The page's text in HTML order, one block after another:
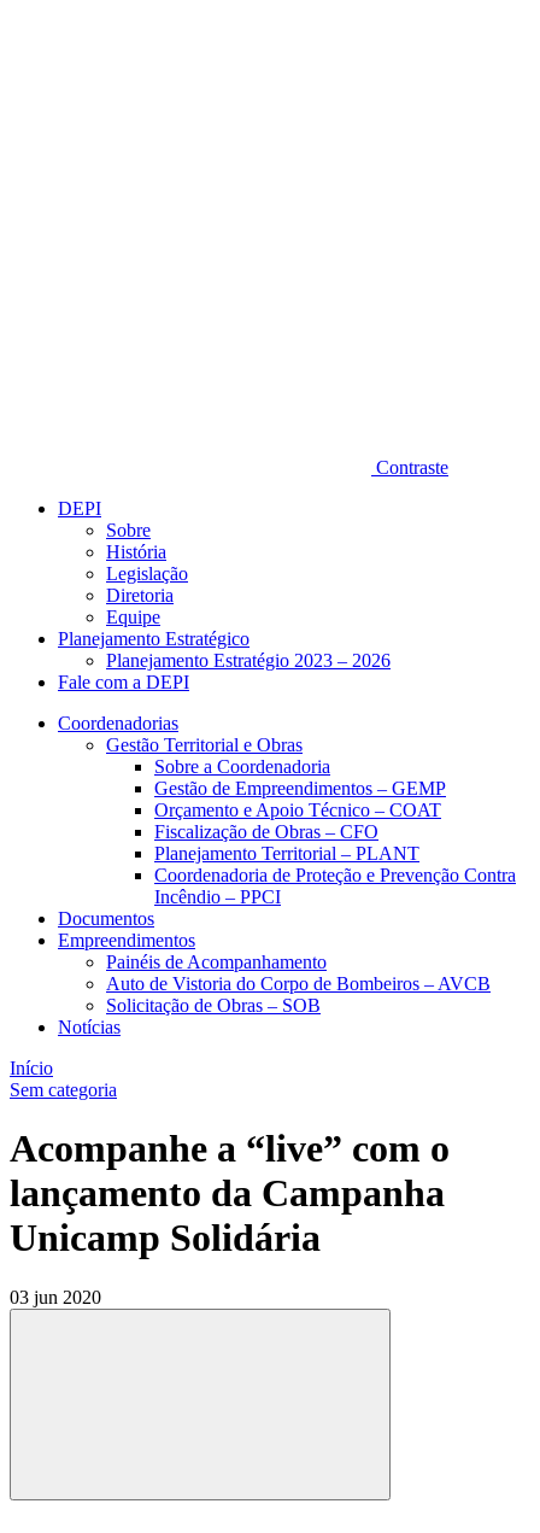
Contraste
DEPI
Sobre
História
Legislação
Diretoria
Equipe
Planejamento Estratégico
Planejamento Estratégio 2023 – 2026
Fale com a DEPI
Coordenadorias
Gestão Territorial e Obras
Sobre a Coordenadoria
Gestão de Empreendimentos – GEMP
Orçamento e Apoio Técnico – COAT
Fiscalização de Obras – CFO
Planejamento Territorial – PLANT
Coordenadoria de Proteção e Prevenção Contra
Incêndio – PPCI
Documentos
Empreendimentos
Painéis de Acompanhamento
Auto de Vistoria do Corpo de Bombeiros – AVCB
Solicitação de Obras – SOB
Notícias
Início
Sem categoria
Acompanhe a “live” com o
lançamento da Campanha
Unicamp Solidária
03 jun 2020
Compartilhar